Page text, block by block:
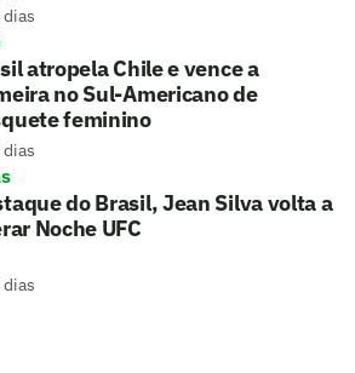
dias
atropela Chile e vence a
no Sul-Americano de
feminino
dias
do Brasil, Jean Silva volta a
Noche UFC
dias